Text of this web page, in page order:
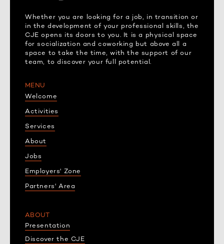
Whether you are looking for a job, in transition or
in the development of your professional skills, the
CJE opens its doors to you. It is a physical space
for socialization and coworking but above all a
space to take the time, with the support of our
team, to discover your full potential.
MENU
Welcome
Activities
Services
About
Jobs
Employers' Zone
Partners' Area
ABOUT
Presentation
Discover the CJE